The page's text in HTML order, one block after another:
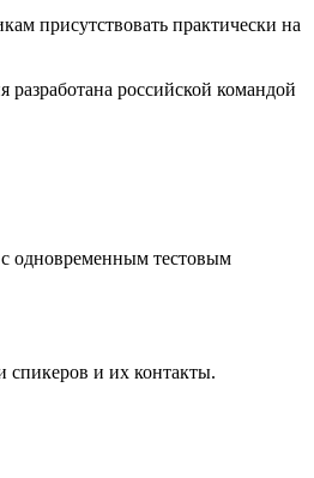
присутствовать практически на
российской командой
одновременным тестовым
спикеров и их контакты.